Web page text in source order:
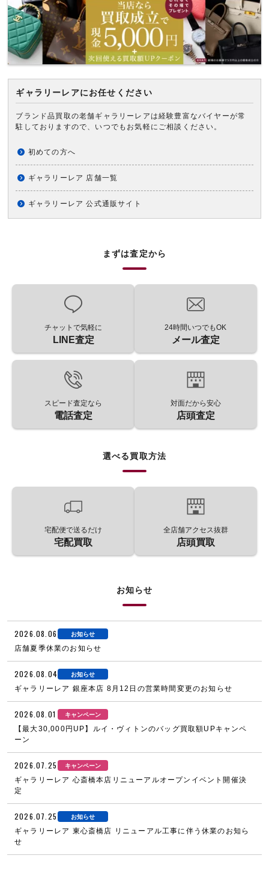
ギャラリーレアにお任せください
ブランド品買取の老舗ギャラリーレアは経験豊富なバイヤーが常
駐しておりますので、いつでもお気軽にご相談ください。
初めての方へ
ギャラリーレア 店舗一覧
ギャラリーレア 公式通販サイト
まずは査定から
チャットで気軽に
LINE査定
24時間いつでもOK
メール査定
スピード査定なら
電話査定
対面だから安心
店頭査定
選べる買取方法
宅配便で送るだけ
宅配買取
全店舗アクセス抜群
店頭買取
お知らせ
2026.08.06 お知らせ
店舗夏季休業のお知らせ
2026.08.04 お知らせ
ギャラリーレア 銀座本店 8月12日の営業時間変更のお知らせ
2026.08.01 キャンペーン
【最大30,000円UP】ルイ・ヴィトンのバッグ買取額UPキャンペ
ーン
2026.07.25 キャンペーン
ギャラリーレア 心斎橋本店リニューアルオープンイベント開催決
定
2026.07.25 お知らせ
ギャラリーレア 東心斎橋店 リニューアル工事に伴う休業のお知ら
せ